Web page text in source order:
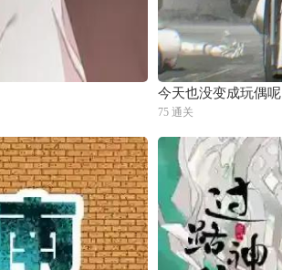
今天也没变成玩偶呢
75 通关